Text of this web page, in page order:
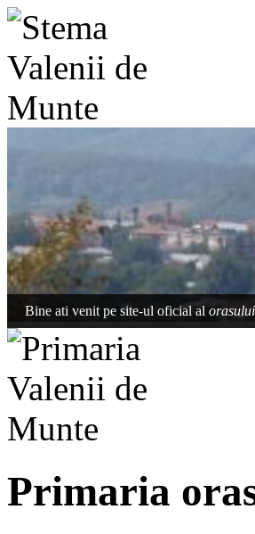
Bine ati venit pe site-ul oficial al
Primaria